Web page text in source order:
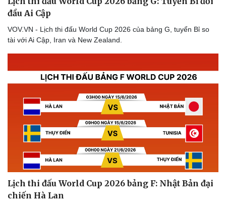
Văn hóa
Sân khấu - Điện ảnh
Văn học
Giải trí
Thời trang
Sao Việt
đầu Ai Cập
VOV.VN - Lịch thi đấu World Cup 2026 của bảng G, tuyển Bỉ so
tài với Ai Cập, Iran và New Zealand.
Lịch thi đấu World Cup 2026 bảng F: Nhật Bản đại
chiến Hà Lan